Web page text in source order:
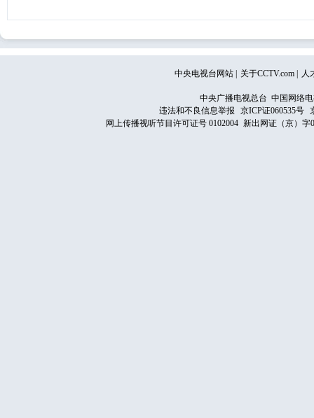
中央电视台网站 关于CCTV.com 人
中央广播电视总台 中国网络
违法和不良信息举报
京ICP证060535号
网上传播视听节目许可证号 0102004 新出网证（京）